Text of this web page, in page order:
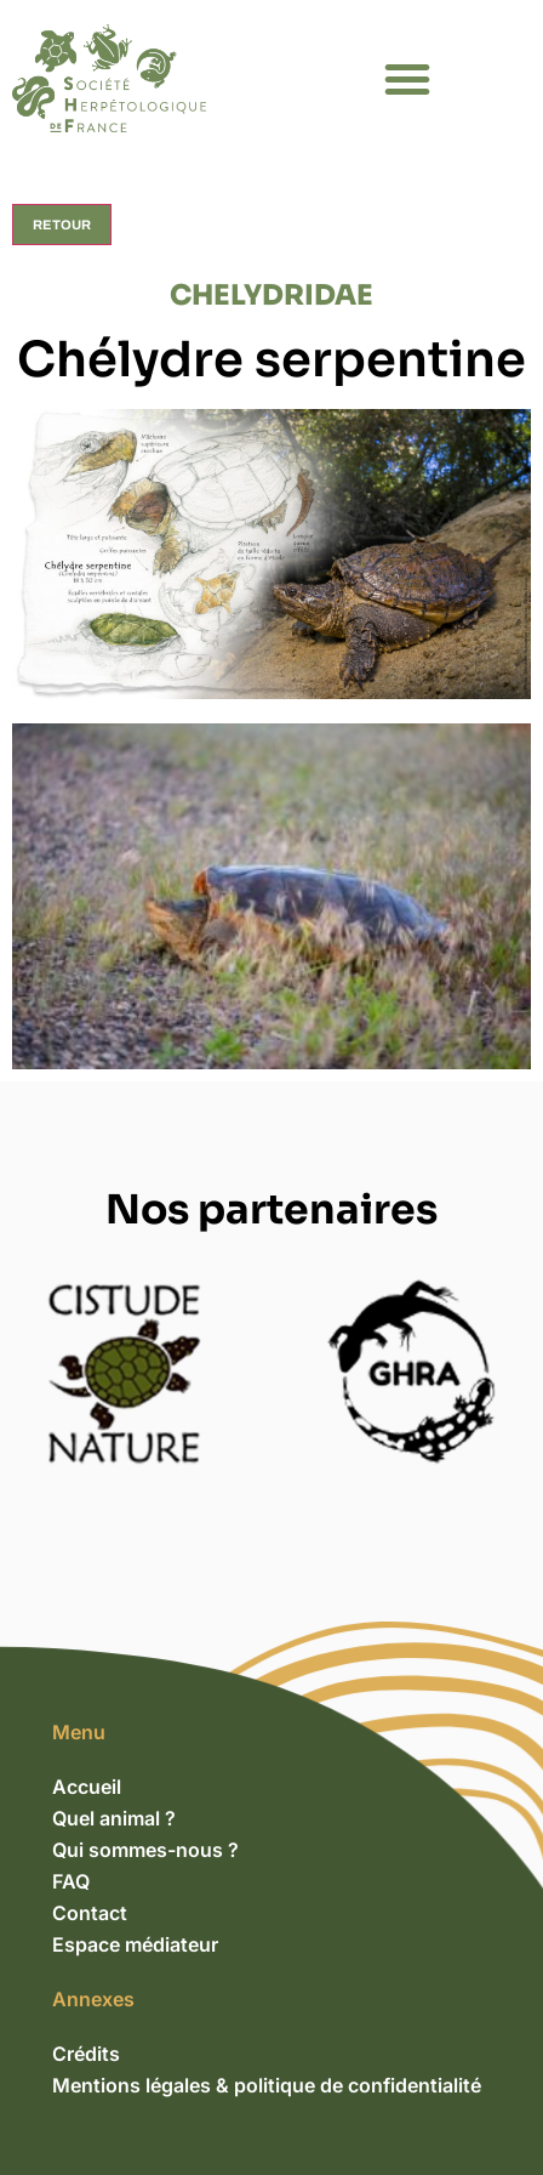
RETOUR
CHELYDRIDAE
Chélydre serpentine
Nos partenaires
Menu
Accueil
Quel animal ?
Qui sommes-nous ?
FAQ
Contact
Espace médiateur
Annexes
Crédits
Mentions légales & politique de confidentialité